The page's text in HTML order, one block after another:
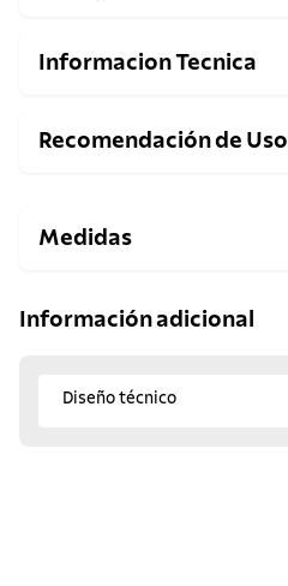
Informacion Tecnica
Recomendación de Uso
Medidas
Información adicional
Diseño técnico